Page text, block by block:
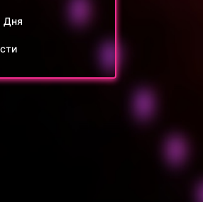
Дня